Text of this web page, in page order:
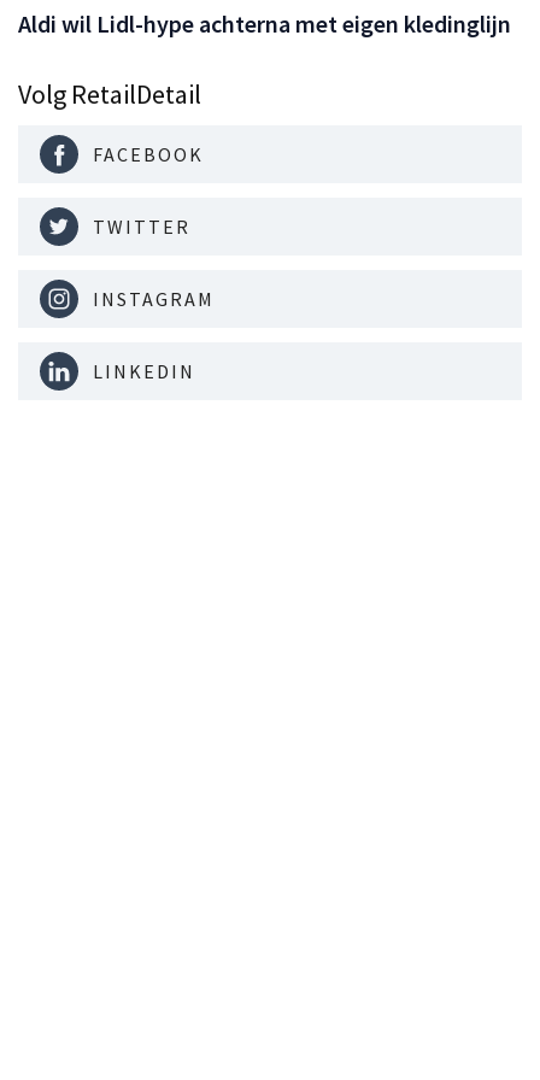
Aldi wil Lidl-hype achterna met eigen kledinglijn
Volg RetailDetail
FACEBOOK
TWITTER
INSTAGRAM
LINKEDIN